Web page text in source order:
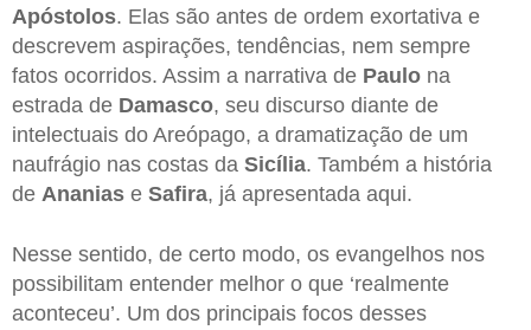
Apóstolos. Elas são antes de ordem exortativa e
descrevem aspirações, tendências, nem sempre
fatos ocorridos. Assim a narrativa de Paulo na
estrada de Damasco, seu discurso diante de
intelectuais do Areópago, a dramatização de um
naufrágio nas costas da Sicília. Também a história
de Ananias e Safira, já apresentada aqui.
Nesse sentido, de certo modo, os evangelhos nos
possibilitam entender melhor o que ‘realmente
aconteceu’. Um dos principais focos desses